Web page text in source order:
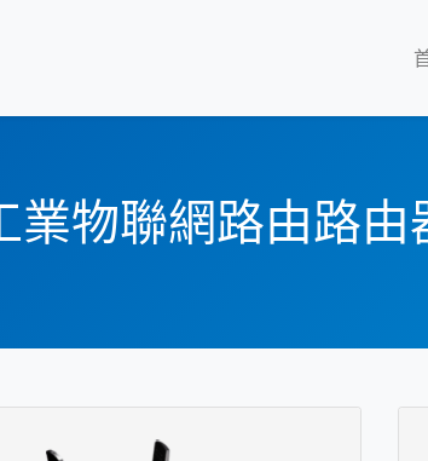
業物聯網路由路由